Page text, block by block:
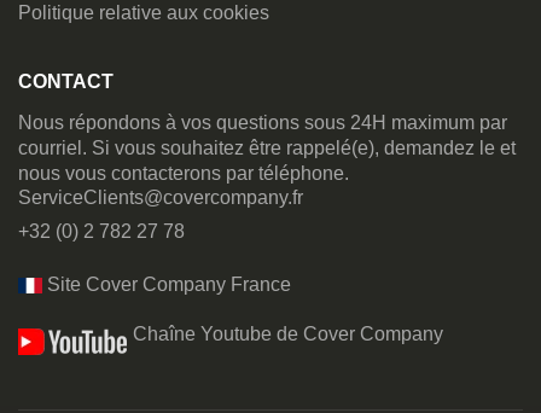
Politique relative aux cookies
CONTACT
Nous répondons à vos questions sous 24H maximum par
courriel. Si vous souhaitez être rappelé(e), demandez le et
nous vous contacterons par téléphone.
ServiceClients@covercompany.fr
+32 (0) 2 782 27 78
Site Cover Company France
Chaîne Youtube de Cover Company